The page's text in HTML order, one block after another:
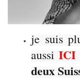
je suis
aussi ICI
deux